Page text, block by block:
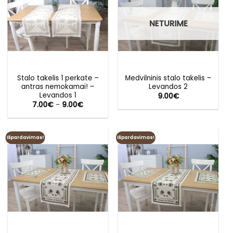
Stalo takelis 1 perkate –
antras nemokamai! –
Levandos 1
7.00€ – 9.00€Price
7.00€
NETURIME
Medvilninis stalo takelis –
Levandos 2
9.00€
Išpardavimas! Išpardavimas!